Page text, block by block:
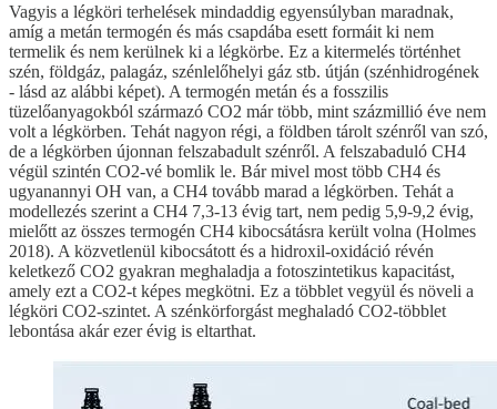
Vagyis a légköri terhelések mindaddig egyensúlyban maradnak,
amíg a metán termogén és más csapdába esett formáit ki nem
termelik és nem kerülnek ki a légkörbe. Ez a kitermelés történhet
szén, földgáz, palagáz, szénlelőhelyi gáz stb. útján (szénhidrogének
- lásd az alábbi képet). A termogén metán és a fosszilis
tüzelőanyagokból származó CO2 már több, mint százmillió éve nem
volt a légkörben. Tehát nagyon régi, a földben tárolt szénről van szó,
de a légkörben újonnan felszabadult szénről. A felszabaduló CH4
végül szintén CO2-vé bomlik le. Bár mivel most több CH4 és
ugyanannyi OH van, a CH4 tovább marad a légkörben. Tehát a
modellezés szerint a CH4 7,3-13 évig tart, nem pedig 5,9-9,2 évig,
mielőtt az összes termogén CH4 kibocsátásra került volna (Holmes
2018). A közvetlenül kibocsátott és a hidroxil-oxidáció révén
keletkező CO2 gyakran meghaladja a fotoszintetikus kapacitást,
amely ezt a CO2-t képes megkötni. Ez a többlet vegyül és növeli a
légköri CO2-szintet. A szénkörforgást meghaladó CO2-többlet
lebontása akár ezer évig is eltarthat.